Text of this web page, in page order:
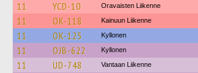
11 YCD-10 Oravaisten Liikenne
11 OK-118 Kainuun Liikenne
11 OK-125 Kyllonen
11 OJB-622 Kyllonen
11 UD-748 Vantaan Liikenne